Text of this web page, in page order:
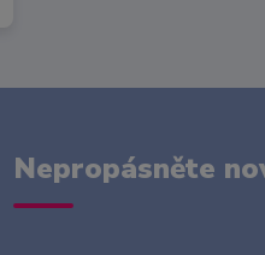
Nepropásněte